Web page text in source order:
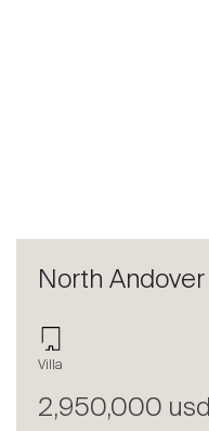
North Andover
Villa
2,950,000 usd